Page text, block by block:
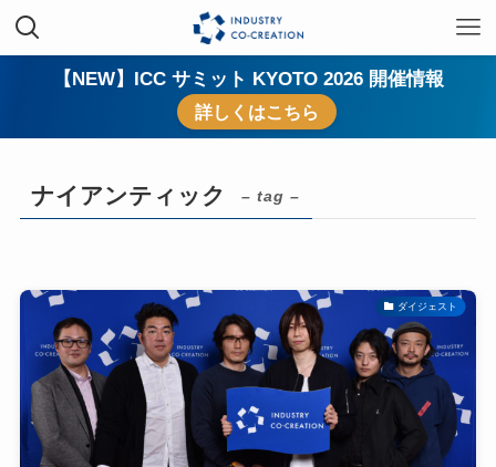
【NEW】ICC サミット KYOTO 2026 開催情報
詳しくはこちら
ナイアンティック – tag –
ダイジェスト